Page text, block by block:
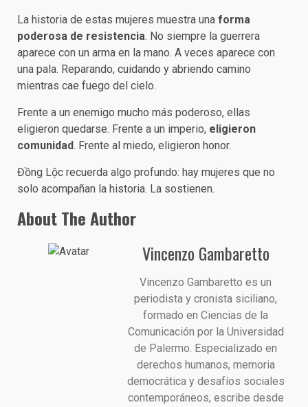
La historia de estas mujeres muestra una forma
poderosa de resistencia. No siempre la guerrera
aparece con un arma en la mano. A veces aparece con
una pala. Reparando, cuidando y abriendo camino
mientras cae fuego del cielo.
Frente a un enemigo mucho más poderoso, ellas
eligieron quedarse. Frente a un imperio, eligieron
comunidad. Frente al miedo, eligieron honor.
Đồng Lộc recuerda algo profundo: hay mujeres que no
solo acompañan la historia. La sostienen.
About The Author
Vincenzo Gambaretto
Vincenzo Gambaretto es un
periodista y cronista siciliano,
formado en Ciencias de la
Comunicación por la Universidad
de Palermo. Especializado en
derechos humanos, memoria
democrática y desafíos sociales
contemporáneos, escribe desde